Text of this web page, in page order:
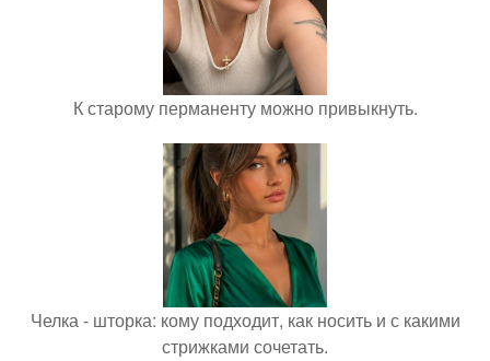
К старому перманенту можно привыкнуть.
Челка - шторка: кому подходит, как носить и с какими
стрижками сочетать.